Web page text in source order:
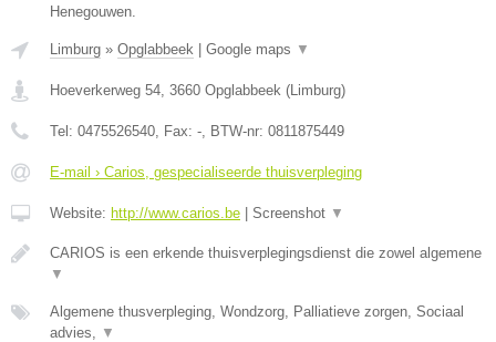
Henegouwen.
Limburg » Opglabbeek Google maps ▼
Hoeverkerweg 54 3660 Opglabbeek ( Limburg)
Tel: 0475526540 , Fax: - , BTW-nr: 0811875449
E-mail › Carios, gespecialiseerde thuisverpleging
Website: http://www.carios.be Screenshot ▼
CARIOS is een erkende thuisverplegingsdienst die zowel algemene
▼
Algemene thusverpleging, Wondzorg, Palliatieve zorgen, Sociaal
advies,
▼